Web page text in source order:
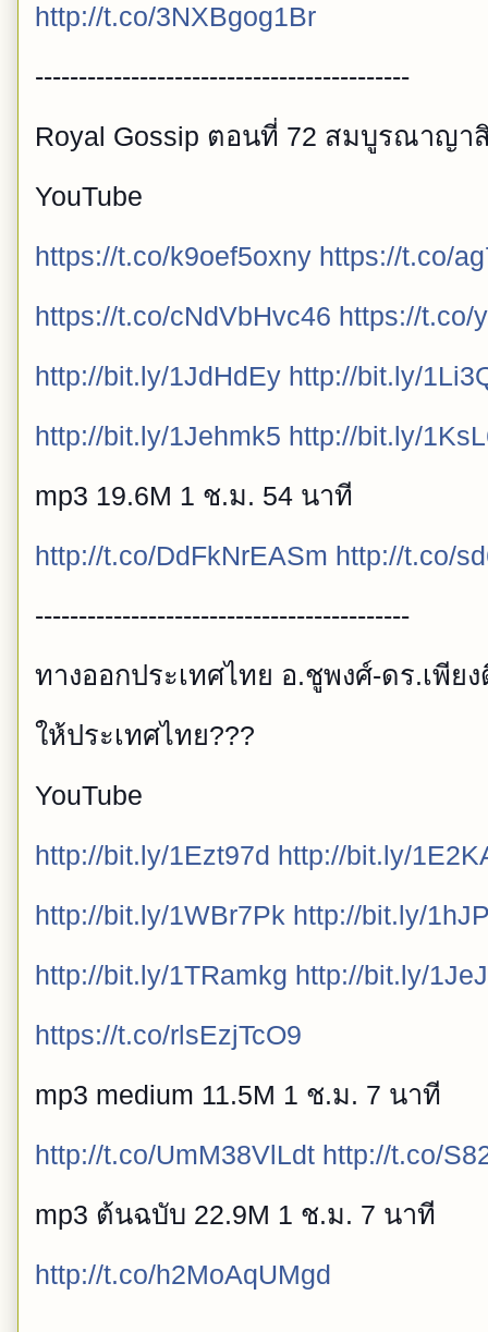
http://t.co/3NXBgog1Br
-------------------------------------------
Royal Gossip ตอนที่ 72 สมบูรณาญ
YouTube
https://t.co/k9oef5oxny https://t.co/
https://t.co/cNdVbHvc46 https://t.co/
http://bit.ly/1JdHdEy http://bit.ly/
http://bit.ly/1Jehmk5 http://bit.ly/
mp3 19.6M 1 ช.ม. 54 นาที
http://t.co/DdFkNrEASm http://t.co/
-------------------------------------------
ทางออกประเทศไทย อ.ชูพงศ์-ดร.เพีย
ให้ประเทศไทย???
YouTube
http://bit.ly/1Ezt97d http://bit.ly/
http://bit.ly/1WBr7Pk http://bit.ly/
http://bit.ly/1TRamkg http://bit.ly/
https://t.co/rlsEzjTcO9
mp3 medium 11.5M 1 ช.ม. 7 นาที
http://t.co/UmM38VlLdt http://t.co/
mp3 ต้นฉบับ 22.9M 1 ช.ม. 7 นาที
http://t.co/h2MoAqUMgd